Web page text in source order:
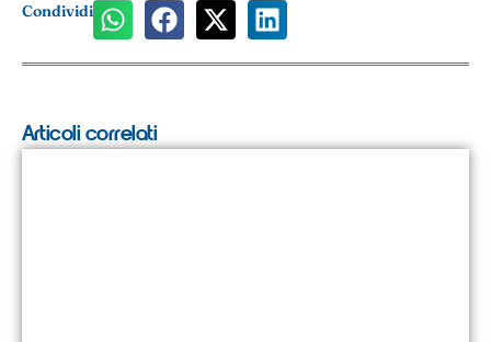
Condividi
Articoli correlati